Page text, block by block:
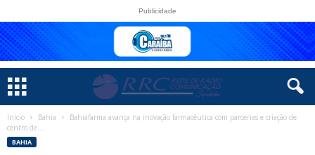
Publicidade
Início Bahia
Bahiafarma avança na inovação farmacêutica com parcerias e criação de
centro de...
BAHIA